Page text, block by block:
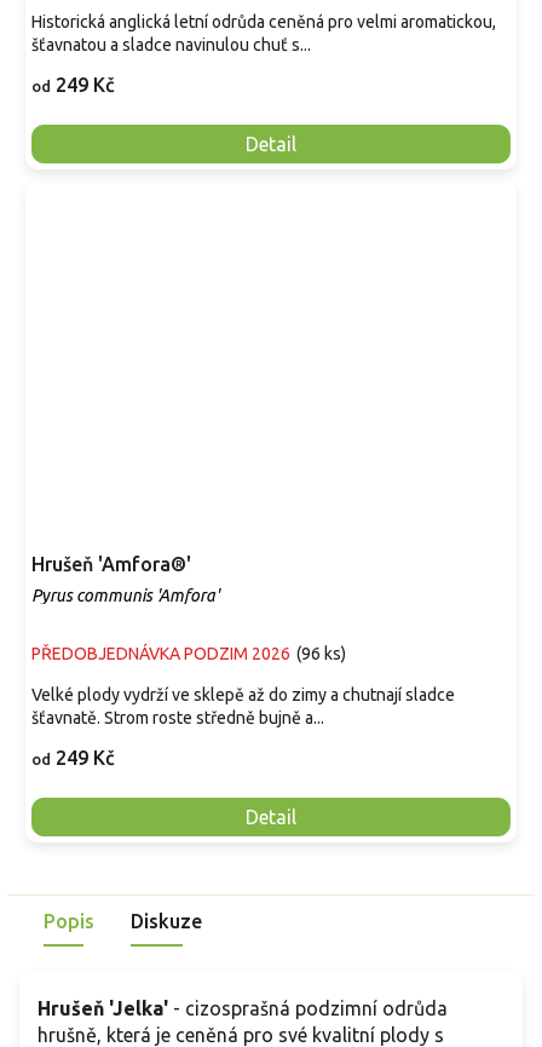
od 249 Kč
Detail
Historická anglická letní odrůda ceněná pro velmi aromatickou,
šťavnatou a sladce navinulou chuť s...
Hrušeň 'Amfora®'
Pyrus communis 'Amfora'
PŘEDOBJEDNÁVKA PODZIM 2026 (96 ks)
od 249 Kč
Detail
Velké plody vydrží ve sklepě až do zimy a chutnají sladce
šťavnatě. Strom roste středně bujně a...
Popis Diskuze
Hrušeň 'Jelka' - cizosprašná podzimní odrůda
hrušně, která je ceněná pro své kvalitní plody s